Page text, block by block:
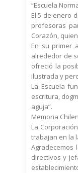
“Escuela
El 5 de enero
profesoras
Corazón,
En su primer
alrededor de
ofreció la
ilustrada y
La Escuela
escritura,
aguja”.
Memoria
La
trabajan en la
directivos y